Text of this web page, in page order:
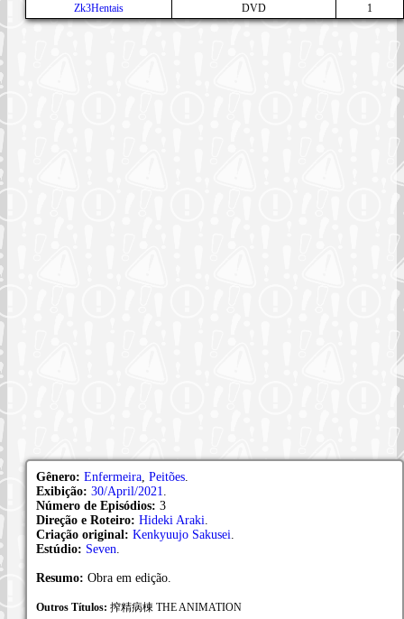
Zk3Hentais
DVD 1
Gênero: Enfermeira Peitões
Exibição: 30/April/2021
Número de Episódios: 3
Direção e Roteiro: Hideki Araki
Criação original: Kenkyuujo Sakusei
Estúdio: Seven
Resumo: Obra em edição.
Outros Títulos: 搾精病棟 THE ANIMATION